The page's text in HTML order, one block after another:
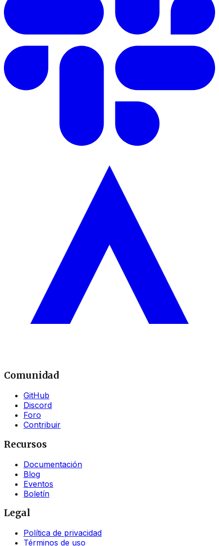
Comunidad
GitHub
Discord
Foro
Contribuir
Recursos
Documentación
Blog
Eventos
Boletín
Legal
Política de privacidad
Términos de uso